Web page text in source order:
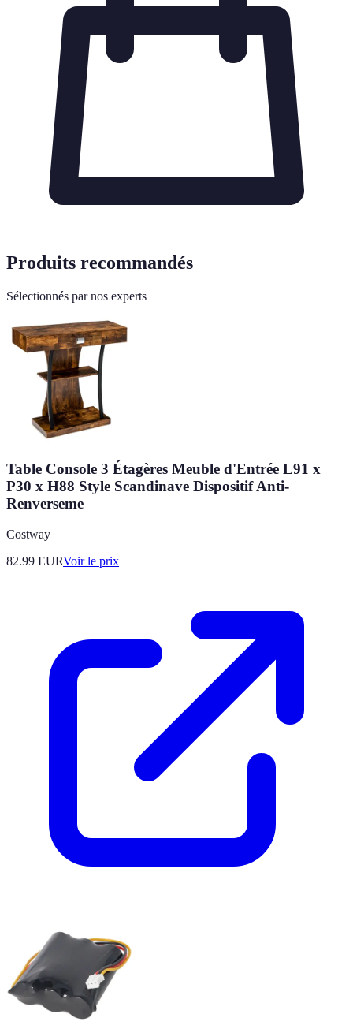
Produits recommandés
Sélectionnés par nos experts
Table Console 3 Étagères Meuble d'Entrée L91 x
P30 x H88 Style Scandinave Dispositif Anti-
Renverseme
Costway
82.99 EURVoir le prix